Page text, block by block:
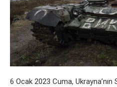
6 Ocak 2023 Cuma,